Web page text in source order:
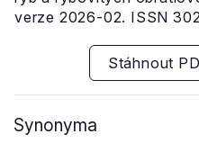
verze 2026-02. ISSN
Stáhnout
Synonyma